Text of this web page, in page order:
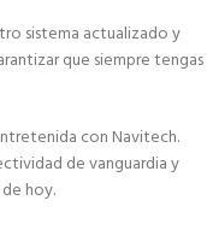
sistema actualizado y
que siempre tengas
con Navitech.
de vanguardia y
hoy.